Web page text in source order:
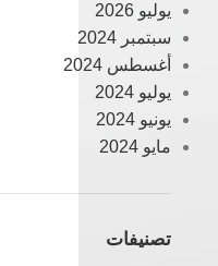
يوليو 2026
سبتمبر 2024
أغسطس 2024
يوليو 2024
يونيو 2024
مايو 2024
تصنيفات